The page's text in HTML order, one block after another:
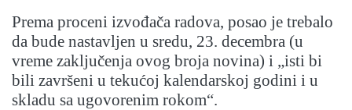
Prema proceni izvođača radova, posao je trebalo
da bude nastavljen u sredu, 23. decembra (u
vreme zaključenja ovog broja novina) i „isti bi
bili završeni u tekućoj kalendarskoj godini i u
skladu sa ugovorenim rokom“.